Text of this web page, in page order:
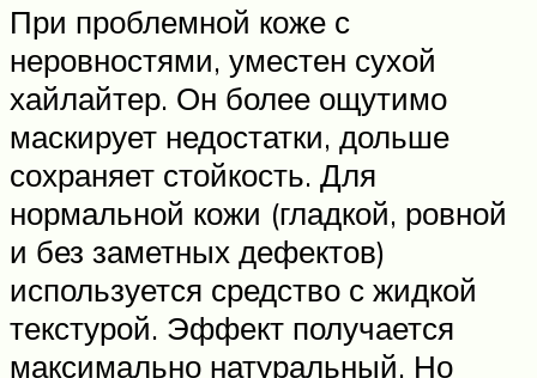
При проблемной коже с
неровностями, уместен сухой
хайлайтер. Он более ощутимо
маскирует недостатки, дольше
сохраняет стойкость. Для
нормальной кожи (гладкой, ровной
и без заметных дефектов)
используется средство с жидкой
текстурой. Эффект получается
максимально натуральный. Но